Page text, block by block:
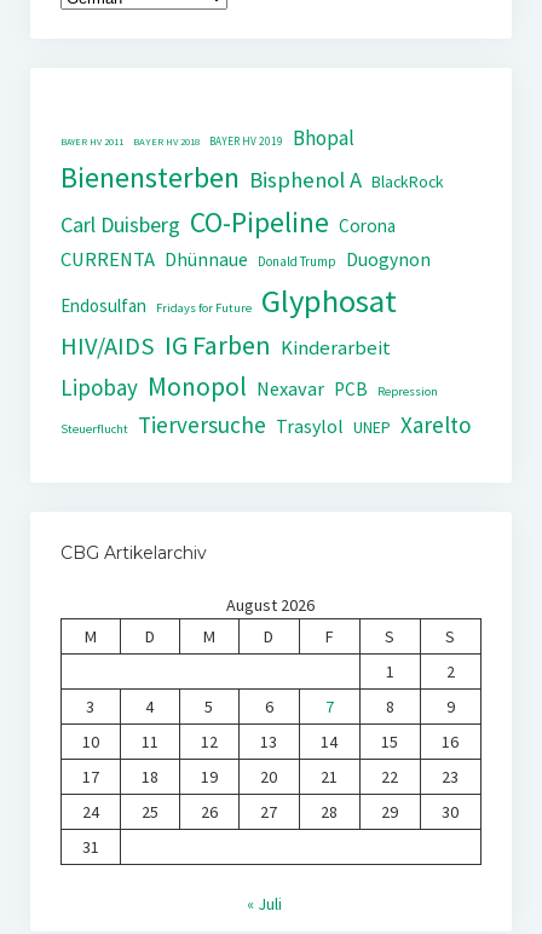
BAYER HV 2011 BAYER HV 2018 BAYER HV 2019 Bhopal
Bienensterben Bisphenol A BlackRock
Carl Duisberg CO-Pipeline Corona
CURRENTA Dhünnaue Donald Trump
Duogynon
Endosulfan
Fridays for Future Glyphosat
HIV/AIDS IG Farben Kinderarbeit
Lipobay Monopol Nexavar PCB Repression
Steuerflucht Tierversuche Trasylol UNEP Xarelto
CBG Artikelarchiv
August 2026
M
D M D F S
S
1
2
3
4 5 6 7 8
9
10
11 12 13 14 15
16
17
18 19 20 21 22
23
24
25 26 27 28 29
30
31
« Juli